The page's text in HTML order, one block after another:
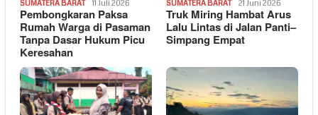
SUMATERA BARAT 11 Juli 2026
Pembongkaran Paksa
Rumah Warga di Pasaman
Tanpa Dasar Hukum Picu
Keresahan
SUMATERA BARAT 21 Juni 2026
Truk Miring Hambat Arus
Lalu Lintas di Jalan Panti–
Simpang Empat